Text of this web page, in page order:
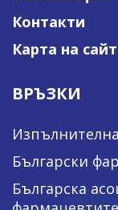
Контакти
Карта на
ВРЪЗКИ
Български
Българска